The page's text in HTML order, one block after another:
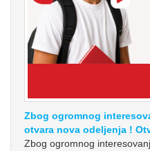
Zbog ogromnog
otvara nova odeljenja !
Zbog ogromnog